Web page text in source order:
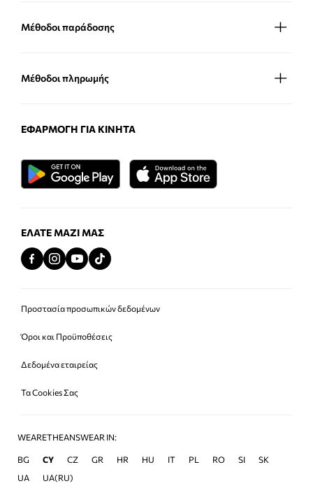
Μέθοδοι παράδοσης
Μέθοδοι πληρωμής
ΕΦΑΡΜΟΓΉ ΓΙΑ ΚΙΝΗΤΆ
ΕΛΆΤΕ ΜΑΖΊ ΜΑΣ
Προστασία προσωπικών δεδομένων
Όροι και Προϋποθέσεις
Δεδομένα εταιρείας
Τα Cookies Σας
WEARETHEANSWEAR IN:
BG CY CZ GR HR HU IT PL RO SI
SK
UA
UA(RU)